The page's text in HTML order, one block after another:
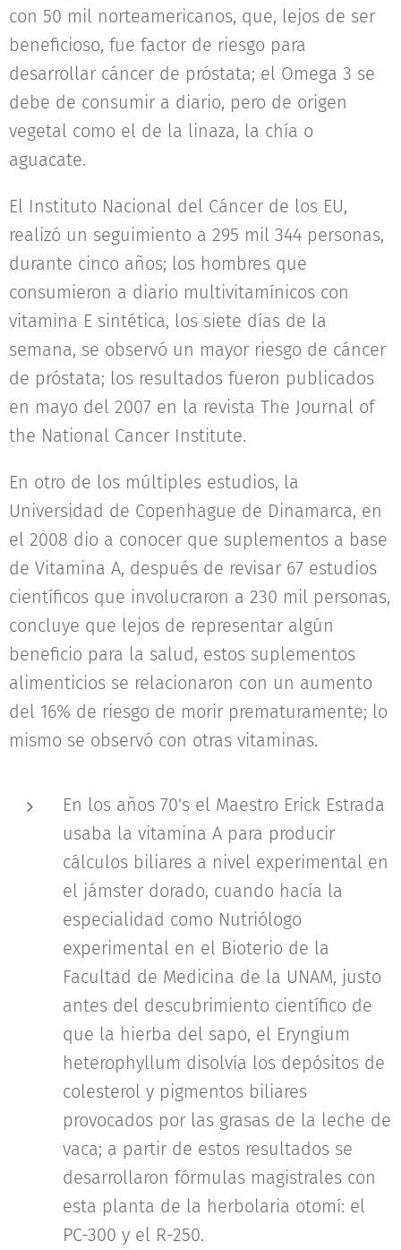
con 50 mil norteamericanos, que, lejos de ser
beneficioso, fue factor de riesgo para
desarrollar cáncer de próstata; el Omega 3 se
debe de consumir a diario, pero de origen
vegetal como el de la linaza, la chía o
aguacate.
El Instituto Nacional del Cáncer de los EU,
realizó un seguimiento a 295 mil 344 personas,
durante cinco años; los hombres que
consumieron a diario multivitamínicos con
vitamina E sintética, los siete días de la
semana, se observó un mayor riesgo de cáncer
de próstata; los resultados fueron publicados
en mayo del 2007 en la revista The Journal of
the National Cancer Institute.
En otro de los múltiples estudios, la
Universidad de Copenhague de Dinamarca, en
el 2008 dio a conocer que suplementos a base
de Vitamina A, después de revisar 67 estudios
científicos que involucraron a 230 mil personas,
concluye que lejos de representar algún
beneficio para la salud, estos suplementos
alimenticios se relacionaron con un aumento
del 16% de riesgo de morir prematuramente; lo
mismo se observó con otras vitaminas.
En los años 70's el Maestro Erick Estrada
usaba la vitamina A para producir
cálculos biliares a nivel experimental en
el jámster dorado, cuando hacía la
especialidad como Nutriólogo
experimental en el Bioterio de la
Facultad de Medicina de la UNAM, justo
antes del descubrimiento científico de
que la hierba del sapo, el Eryngium
heterophyllum disolvía los depósitos de
colesterol y pigmentos biliares
provocados por las grasas de la leche de
vaca; a partir de estos resultados se
desarrollaron fórmulas magistrales con
esta planta de la herbolaria otomí: el
PC-300 y el R-250.